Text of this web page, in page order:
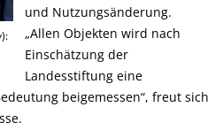
und Nutzungsänderung.
Allen Objekten wird nach
Einschätzung der
Landesstiftung eine
beigemessen“, freut sich